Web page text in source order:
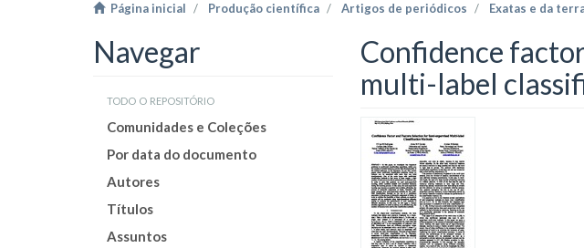
Página inicial Produção científica Artigos de periódicos Exatas e da
Navegar
todo o repositório
Comunidades e Coleções
Por data do documento
Autores
Títulos
Assuntos
Confidence
multi-label